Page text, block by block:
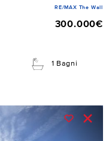
RE/MAX The Wall
300.000€
1 Bagni